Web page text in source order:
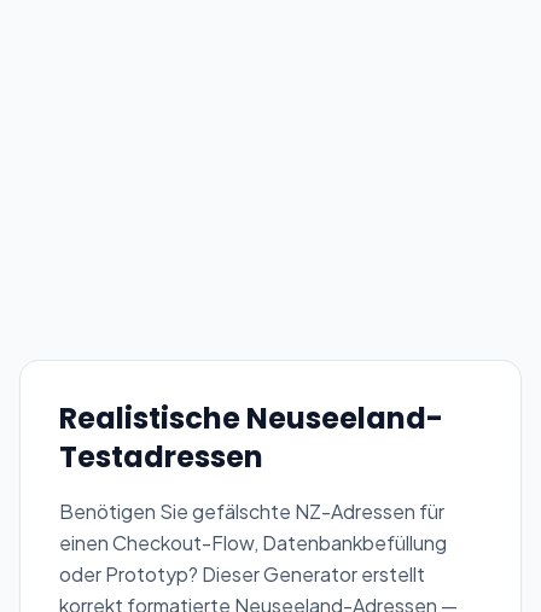
Realistische Neuseeland-
Testadressen
Benötigen Sie gefälschte NZ-Adressen für
einen Checkout-Flow, Datenbankbefüllung
oder Prototyp? Dieser Generator erstellt
korrekt formatierte Neuseeland-Adressen —